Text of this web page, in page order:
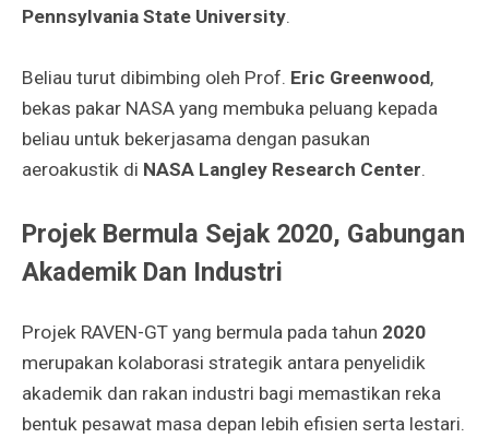
Pennsylvania State University.
Beliau turut dibimbing oleh Prof. Eric Greenwood,
bekas pakar NASA yang membuka peluang kepada
beliau untuk bekerjasama dengan pasukan
aeroakustik di NASA Langley Research Center.
Projek Bermula Sejak 2020, Gabungan
Akademik Dan Industri
Projek RAVEN-GT yang bermula pada tahun 2020
merupakan kolaborasi strategik antara penyelidik
akademik dan rakan industri bagi memastikan reka
bentuk pesawat masa depan lebih efisien serta lestari.